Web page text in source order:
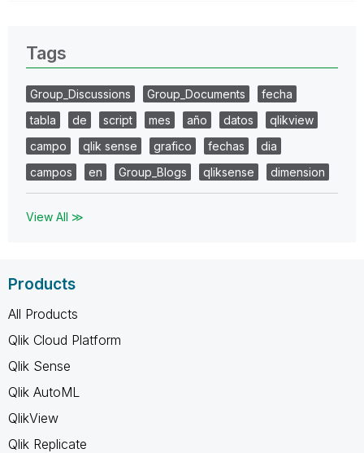
Tags
Group_Discussions Group_Documents
fecha
tabla
de script mes año datos
qlikview
campo
qlik sense grafico fechas
dia
campos
en Group_Blogs qliksense dimension
View All ≫
Products
All Products
Qlik Cloud Platform
Qlik Sense
Qlik AutoML
QlikView
Qlik Replicate